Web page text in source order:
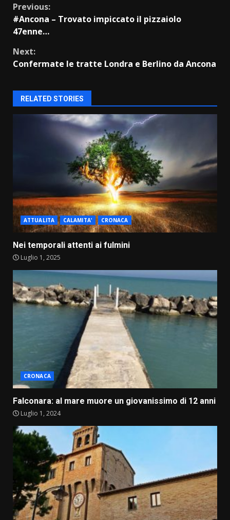
Continue
Reading
Previous:
#Ancona – Trovato impiccato il pizzaiolo
47enne…
Next:
Confermate le tratte Londra e Berlino da Ancona
RELATED STORIES
ATTUALITA CALAMITA' CRONACA
Nei temporali attenti ai fulmini
Luglio 1, 2025
CRONACA
Falconara: al mare muore un giovanissimo di 12 anni
Luglio 1, 2024